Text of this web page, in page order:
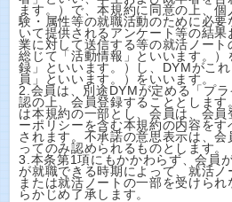
ます。）で、本規約に同意の上、
験・属性等の就職活動のために必
いて提供されるアンケート等の結
業に対して送信する等の就活ノー
総じて「活動情報」といいます。）
録」といいます。）し、DYMがこ
員」といいます。）をいいます。
2.会員は、別途DYMが定める「プ
認の上、会員登録することとしま
は本規約の一部とし、会員は、会
ーポリシーを含む本規約の内容を
されます。不承諾の意思表示は、会
ってのみ認められるものとします。
3.本条第1項にもかかわらず、会員
が就職できる時期によって、就活
または就活ノートの一部を受けら
らかじめ了承します。